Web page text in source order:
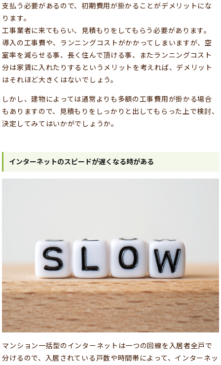
支払う必要があるので、初期費用が掛かることがデメリットにな
ります。
工事業者に来てもらい、見積もりをしてもらう必要があります。
導入の工事費や、ランニングコストがかかってしまいますが、空
室率を減らせる事、長く住んで頂ける事、またランニングコスト
分は家賃に入れたりするというメリットを考えれば、デメリット
はそれほど大きくはないでしょう。
しかし、建物によっては通常よりも多額の工事費用が掛かる場合
もありますので、見積もりをしっかりと出してもらった上で検討、
決定してみてはいかがでしょうか。
インターネットのスピードが遅くなる時がある
マンション一括型のインターネットは一つの回線を入居者全戸で
分けるので、入居されている戸数や時間帯によって、インターネッ